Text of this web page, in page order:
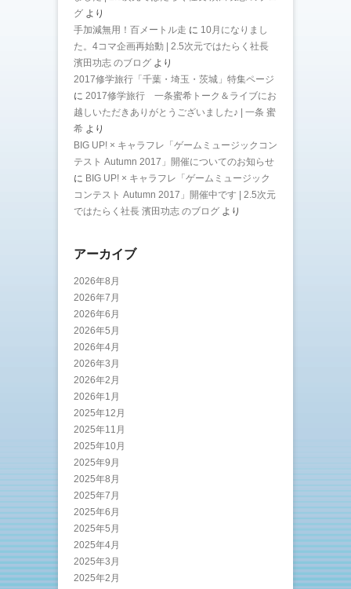
グ より
手加減無用！百メートル走 に 10月になりまし
た。4コマ企画再始動 | 2.5次元ではたらく社長
濱田功志 のブログ より
2017修学旅行「千葉・埼玉・茨城」特集ページ
に 2017修学旅行 一条蜜希トーク＆ライブにお
越しいただきありがとうございました♪ | 一条 蜜
希 より
BIG UP! × キャラフレ「ゲームミュージックコン
テスト Autumn 2017」開催についてのお知らせ
に BIG UP! × キャラフレ「ゲームミュージック
コンテスト Autumn 2017」開催中です | 2.5次元
ではたらく社長 濱田功志 のブログ より
アーカイブ
2026年8月
2026年7月
2026年6月
2026年5月
2026年4月
2026年3月
2026年2月
2026年1月
2025年12月
2025年11月
2025年10月
2025年9月
2025年8月
2025年7月
2025年6月
2025年5月
2025年4月
2025年3月
2025年2月